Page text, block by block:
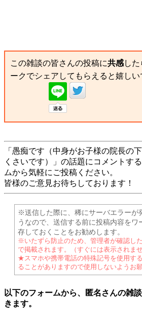
この雑談の皆さんの投稿に共感し
ークでシェアしてもらえると嬉しい
「愚痴です（中身がお子様の院長の
くさいです）」の話題にコメントす
ムから気軽にご投稿ください。
皆様のご意見お待ちしております！
※送信した際に、稀にサーバエラーが
うなので、送信する前に投稿内容をワ
存しておくことをお勧めします。
※いたずら防止のため、管理者が確認し
で掲載されます。（すぐには表示されませ
★スマホや携帯電話の特殊記号を使用す
ることがありますので使用しないようお
以下のフォームから、匿名さんの雑
きます。